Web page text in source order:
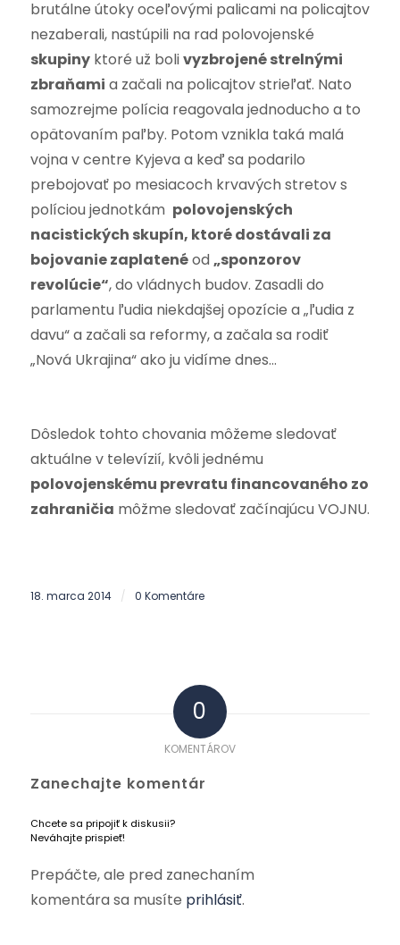
brutálne útoky oceľovými palicami na policajtov
nezaberali, nastúpili na rad polovojenské
skupinyktoré už bolivyzbrojené strelnými
zbraňami a začali na policajtov strieľať. Nato
samozrejme polícia reagovala jednoducho a to
opätovaním paľby. Potom vznikla taká malá
vojna v centre Kyjeva a keď sa podarilo
prebojovať po mesiacoch krvavých stretov s
políciou jednotkám polovojenských
nacistických skupín, ktoré dostávali za
bojovanie zaplatenéod „sponzorov
revolúcie“, do vládnych budov. Zasadli do
parlamentu ľudia niekdajšej opozície a „ľudia z
davu“ a začali sa reformy, a začala sa rodiť
„Nová Ukrajina“ ako ju vidíme dnes…
Dôsledok tohto chovania môžeme sledovať
aktuálne v televízií, kvôli jednému
polovojenskému prevratu financovaného zo
zahraničia môžme sledovať začínajúcu VOJNU.
18. marca 2014 / 0 Komentáre
0
KOMENTÁROV
Zanechajte komentár
Chcete sa pripojiť k diskusii?
Neváhajte prispieť!
Prepáčte, ale pred zanechaním
komentára sa musíte prihlásiť.